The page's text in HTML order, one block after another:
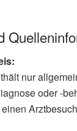
nur
oder -